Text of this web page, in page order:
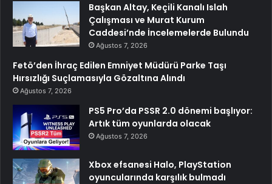
Başkan Altay, Keçili Kanalı Islah
Çalışması ve Murat Kurum
Caddesi’nde İncelemelerde Bulundu
Ağustos 7, 2026
Fetö’den İhraç Edilen Emniyet Müdürü Parke Taşı
Hırsızlığı Suçlamasıyla Gözaltına Alındı
Ağustos 7, 2026
PS5 Pro’da PSSR 2.0 dönemi başlıyor:
Artık tüm oyunlarda olacak
Ağustos 7, 2026
Xbox efsanesi Halo, PlayStation
oyuncularında karşılık bulmadı